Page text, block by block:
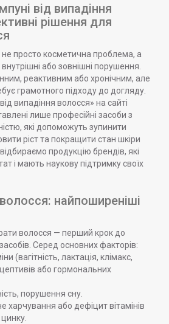
від випадіння
рішення для
просто косметична проблема, а
або зовнішні порушення.
реактивним або хронічним, але
грамотного підходу до догляду.
випадіння волосся» на сайті
лише професійні засоби з
які допоможуть зупинити
ріст та покращити стан шкіри
продукцію брендів, які
і мають наукову підтримку своїх
найпоширеніші
волосся — перший крок до
Серед основних факторів:
(вагітність, лактація, клімакс,
або гормональних
порушення сну.
харчування або дефіцит вітамінів